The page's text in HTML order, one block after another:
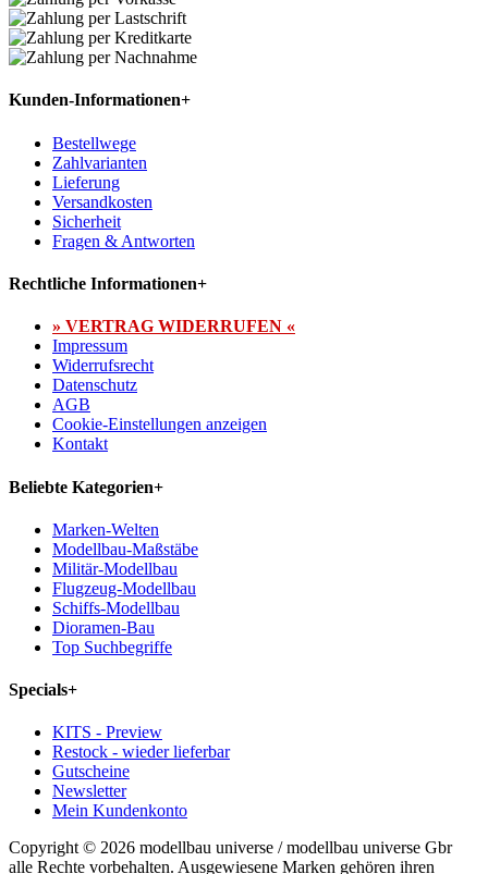
Kunden-Informationen+
Bestellwege
Zahlvarianten
Lieferung
Versandkosten
Sicherheit
Fragen & Antworten
Rechtliche Informationen+
» VERTRAG WIDERRUFEN «
Impressum
Widerrufsrecht
Datenschutz
AGB
Cookie-Einstellungen anzeigen
Kontakt
Beliebte Kategorien+
Marken-Welten
Modellbau-Maßstäbe
Militär-Modellbau
Flugzeug-Modellbau
Schiffs-Modellbau
Dioramen-Bau
Top Suchbegriffe
Specials+
KITS - Preview
Restock - wieder lieferbar
Gutscheine
Newsletter
Mein Kundenkonto
Copyright © 2026 modellbau universe / modellbau universe Gbr
alle Rechte vorbehalten. Ausgewiesene Marken gehören ihren